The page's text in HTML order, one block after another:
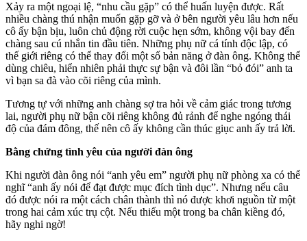
Xảy ra một ngoại lệ, “nhu cầu gặp” có thể huấn luyện được. Rất
nhiều chàng thú nhận muốn gặp gỡ và ở bên người yêu lâu hơn nếu
cô ấy bận bịu, luôn chủ động rời cuộc hẹn sớm, không vội bay đến
chàng sau cú nhắn tin đầu tiên. Những phụ nữ cá tính độc lập, có
thế giới riêng có thể thay đổi một số bản năng ở đàn ông. Không thể
dùng chiêu, hiển nhiên phải thực sự bận và đôi lần “bỏ đói” anh ta
vì bạn sa đà vào cõi riêng của mình.
Tương tự với những anh chàng sợ tra hỏi về cảm giác trong tương
lai, người phụ nữ bận cõi riêng không đủ rảnh để nghe ngóng thái
độ của đám đông, thế nên cô ấy không cần thúc giục anh ấy trả lời.
Bằng chứng tình yêu của người đàn ông
Khi người đàn ông nói “anh yêu em” người phụ nữ phòng xa có thể
nghĩ “anh ấy nói để đạt được mục đích tìn‌ּh dụ‌ּc”. Nhưng nếu câu
đó được nói ra một cách chân thành thì nó được khơi nguồn từ một
trong hai cảm xúc trụ cột. Nếu thiếu một trong ba chân kiềng đó,
hãy nghi ngờ!